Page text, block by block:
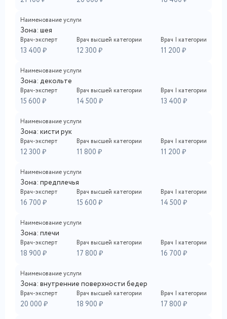
Наименование услуги
Зона: шея
Врач-эксперт
13 400 ₽
Врач высшей категории
12 300 ₽
Врач I категории
11 200 ₽
Наименование услуги
Зона: декольте
Врач-эксперт
15 600 ₽
Врач высшей категории
14 500 ₽
Врач I категории
13 400 ₽
Наименование услуги
Зона: кисти рук
Врач-эксперт
12 300 ₽
Врач высшей категории
11 800 ₽
Врач I категории
11 200 ₽
Наименование услуги
Зона: предплечья
Врач-эксперт
16 700 ₽
Врач высшей категории
15 600 ₽
Врач I категории
14 500 ₽
Наименование услуги
Зона: плечи
Врач-эксперт
18 900 ₽
Врач высшей категории
17 800 ₽
Врач I категории
16 700 ₽
Наименование услуги
Зона: внутренние поверхности бедер
Врач-эксперт
20 000 ₽
Врач высшей категории
18 900 ₽
Врач I категории
17 800 ₽